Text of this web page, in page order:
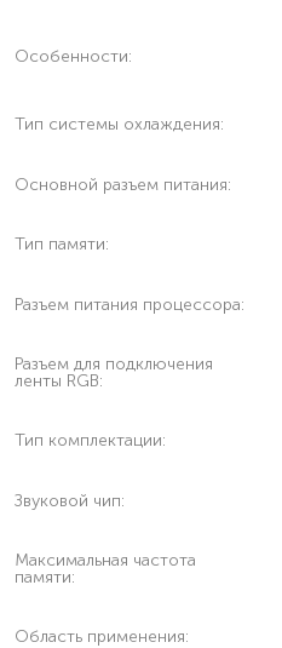
Особенности:
Тип системы охлаждения:
Основной разъем питания:
Тип памяти:
Разъем питания процессора:
Разъем для подключения
ленты RGB:
Тип комплектации:
Звуковой чип:
Максимальная частота
памяти:
Область применения: